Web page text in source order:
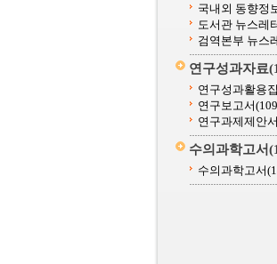
국내외 동향정
도서관 뉴스레
검역본부 뉴스
연구성과자료
연구성과활용집
연구보고서
연구과제제안서
수의과학고서
수의과학고서